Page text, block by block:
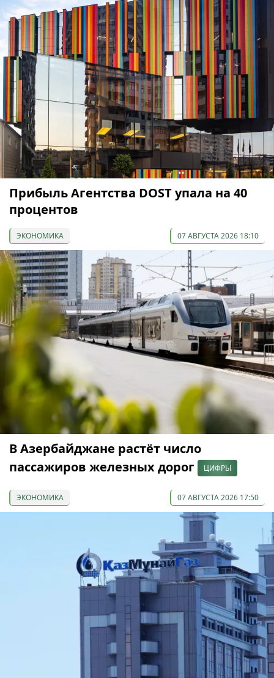
Прибыль Агентства DOST упала на 40
процентов
ЭКОНОМИКА 07 АВГУСТА 2026 18:10
В Азербайджане растёт число
пассажиров железных дорог
ЦИФРЫ
ЭКОНОМИКА 07 АВГУСТА 2026 17:50